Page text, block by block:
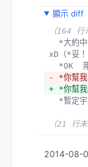
顯示 diff
（164 行
xD（*妥！
*OK
- *你幫我
+ *你幫我
*暫定
（21 行未
2014-08-